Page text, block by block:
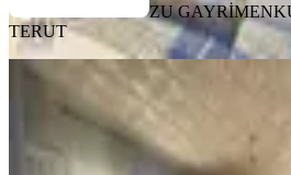
ZU
TERUT
YENİ
Manisa
1150m2 Arsa
Yunusemre, Sarma